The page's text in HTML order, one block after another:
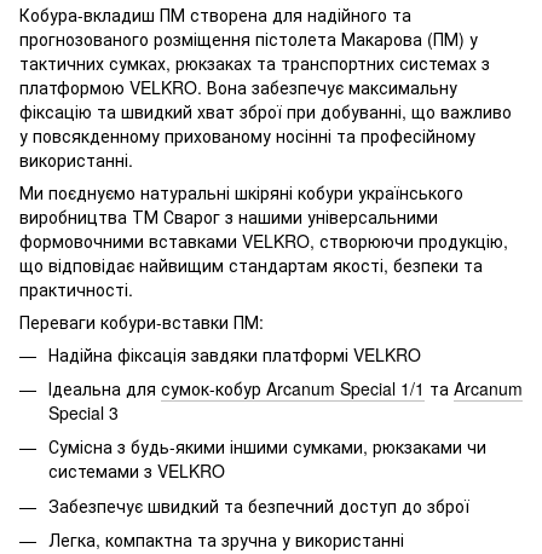
Кобура-вкладиш ПМ створена для надійного та
прогнозованого розміщення пістолета Макарова (ПМ) у
тактичних сумках, рюкзаках та транспортних системах з
платформою VELKRO. Вона забезпечує максимальну
фіксацію та швидкий хват зброї при добуванні, що важливо
у повсякденному прихованому носінні та професійному
використанні.
Ми поєднуємо натуральні шкіряні кобури українського
виробництва ТМ Сварог з нашими універсальними
формовочними вставками VELKRO, створюючи продукцію,
що відповідає найвищим стандартам якості, безпеки та
практичності.
Переваги кобури-вставки ПМ:
Надійна фіксація завдяки платформі VELKRO
Ідеальна для сумок-кобур Arcanum Special 1/1 та Arcanum
Special 3
Сумісна з будь-якими іншими сумками, рюкзаками чи
системами з VELKRO
Забезпечує швидкий та безпечний доступ до зброї
Легка, компактна та зручна у використанні